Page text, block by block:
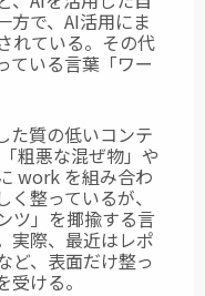
方で、AI活用にま
れている。その代
ている言葉「ワー
た質の低いコンテ
粗悪な混ぜ物」や
work を組み合わ
整っているが、
ツ」を揶揄する言
実際、最近はレポ
ど、表面だけ整っ
ける。